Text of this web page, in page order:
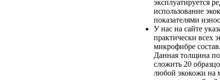
эксплуатируется
использование
показателями
У нас на сайте
практически всех
микрофибре
Данная толщина
сложить 20
любой экокожи на